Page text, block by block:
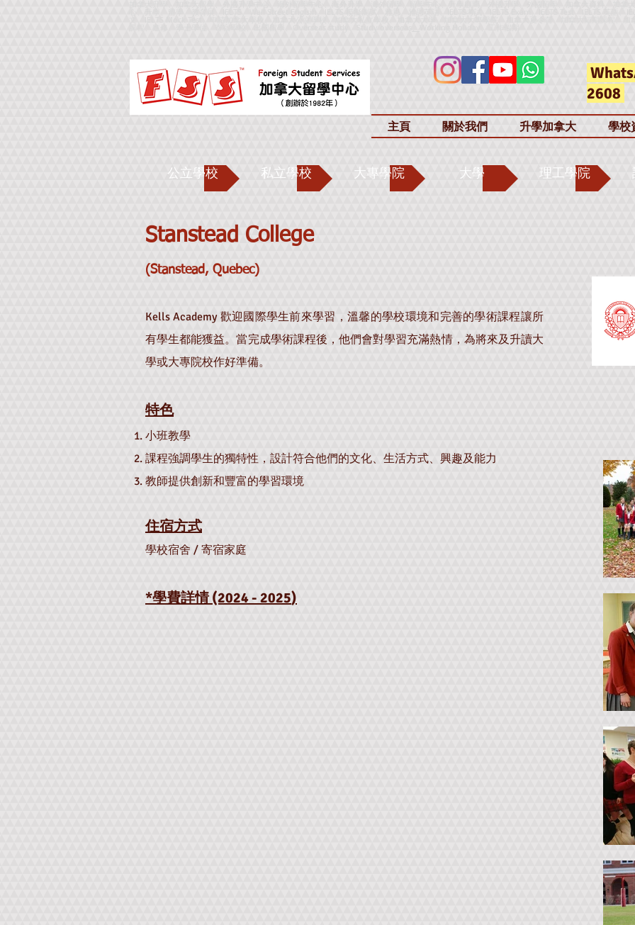
2608
主頁 關於我們 升學加拿大 學校
公立學校 私立學校 大專學院 大學 理工學院
Stanstead College
(Stanstead, Quebec)
Kells Academy 歡迎國際學生前來學習，溫馨的學校環境和完善的學術課程讓所
有學生都能獲益。當完成學術課程後，他們會對學習充滿熱情，為將來及升讀大
學或大專院校作好準備。
特色
小班教學
課程強調學生的獨特性，設計符合他們的文化、生活方式、興趣及能力
教師提供創新和豐富的學習環境
住宿方式
學校宿舍 / 寄宿家庭
*學費詳情 (2024 - 2025)